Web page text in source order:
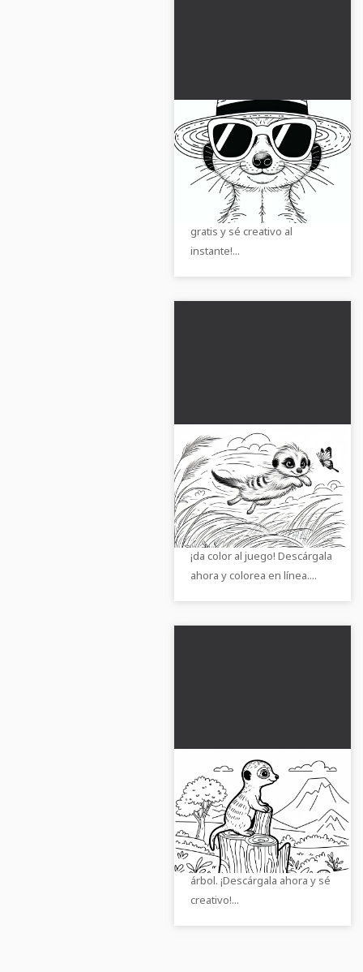
Suricata con gafas de
sol y sombrero de paja
- Plantilla para
colorear gratis
Transforma tu tiempo libre
con esta plantilla de colorear
de suricatos. ¡Descárgala
gratis y sé creativo al
instante!...
Suricata saliendo por
la sabana - dibujo para
colorear gratuito
Descarga la imagen para
colorear de un suricata en la
sabana de forma gratuita y
¡da color al juego! Descárgala
ahora y colorea en línea....
Suricatas en un tocón
de árbol - Plantilla
para colorear como
descarga gratuita
Descarga la plantilla de
dibujo gratuita de una
suricata en un tronco de
árbol. ¡Descárgala ahora y sé
creativo!...